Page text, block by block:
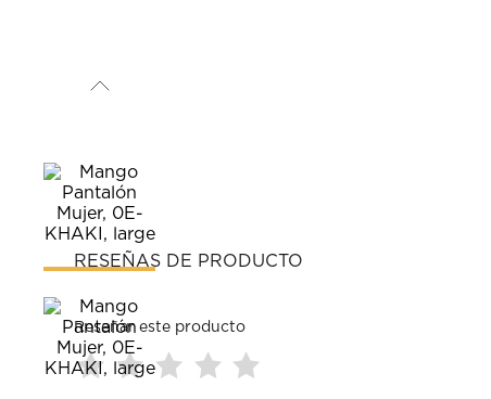
RESEÑAS DE PRODUCTO
Reseñar este producto